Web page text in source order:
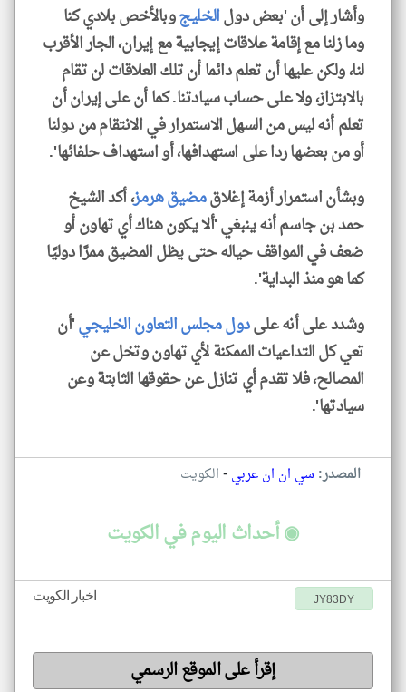
وأشار إلى أن 'بعض دولالخليجوبالأخص بلادي كنا
وما زلنا مع إقامة علاقات إيجابية مع إيران، الجار الأقرب
لنا، ولكن عليها أن تعلم دائما أن تلك العلاقات لن تقام
بالابتزاز، ولا على حساب سيادتنا. كما أن على إيران أن
تعلم أنه ليس من السهل الاستمرار في الانتقام من دولنا
أو من بعضها ردا على استهدافها، أو استهداف حلفائها'.
وبشأن استمرار أزمة إغلاقمضيق هرمز، أكد الشيخ
حمد بن جاسم أنه ينبغي 'ألا يكون هناك أي تهاون أو
ضعف في المواقف حياله حتى يظل المضيق ممرًا دوليًا
كما هو منذ البداية'.
وشدد على أنه علىدول مجلس التعاون الخليجي'أن
تعي كل التداعيات الممكنة لأي تهاون وتخل عن
المصالح، فلا تقدم أي تنازل عن حقوقها الثابتة وعن
سيادتها'.
المصدر: سي ان ان عربي-الكويت
◉ أحداث اليوم في الكويت
اخبار الكويت JY83DY
إقرأ على الموقع الرسمي